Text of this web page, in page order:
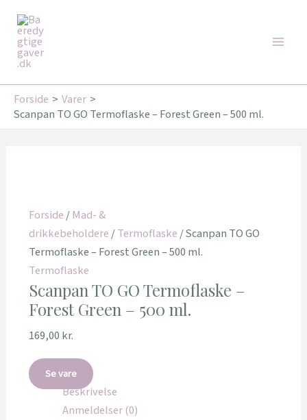
indholdet
Forside
Varer
Scanpan TO GO Termoflaske – Forest Green – 500 ml.
Forside/Mad- &
drikkebeholdere/Termoflaske/ Scanpan TO GO
Termoflaske – Forest Green – 500 ml.
Termoflaske
Scanpan TO GO Termoflaske –
Forest Green – 500 ml.
169,00 kr.
Se vare
Beskrivelse
Anmeldelser (0)
Tilbud!
Tilbud!
349,95 kr..246,00 kr..
Tilbud!
Tilbud!
199,00 kr..159,20 kr..
Tilbud!
Tilbud!
169,00 kr..135,20 kr..